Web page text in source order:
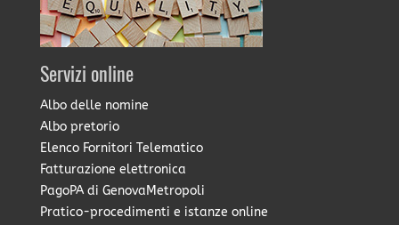
Servizi online
Albo delle nomine
Albo pretorio
Elenco Fornitori Telematico
Fatturazione elettronica
PagoPA di GenovaMetropoli
Pratico-procedimenti e istanze online